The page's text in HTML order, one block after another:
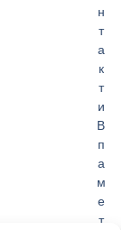
н
т
а
к
т
и
В
п
а
м
е
т